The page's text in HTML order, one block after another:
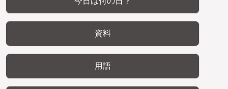
資料
用語